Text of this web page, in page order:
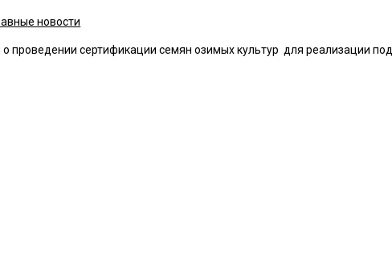
новости
проведении сертификации семян озимых культур для реализации